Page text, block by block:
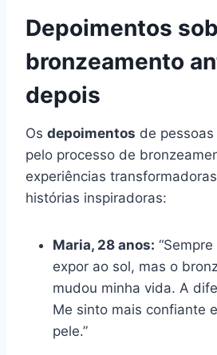
Depoimentos
bronzeamento
depois
Os depoimentos de
pelo processo de
experiências
histórias inspiradoras:
Maria, 28 anos:
expor ao sol, mas o
mudou minha vida. A
Me sinto mais confiante
pele.”